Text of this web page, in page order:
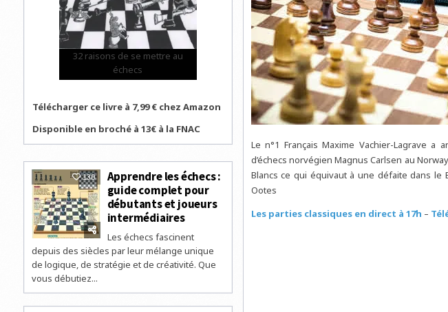
Le n°1 Français Maxime Vachier-Lagrave
d’échecs norvégien Magnus Carlsen au
Blancs ce qui équivaut à une défaite dans le
Ootes
Les parties classiques en direct à 17h –
32 raisons de se mettre au
échecs
Télécharger ce livre à 7,99 € chez Amazon
Disponible en broché à 13€ à la FNAC
130
Apprendre les échecs :
guide complet pour
débutants et joueurs
intermédiaires
Les échecs fascinent
depuis des siècles par leur mélange unique
de logique, de stratégie et de créativité. Que
vous débutiez...